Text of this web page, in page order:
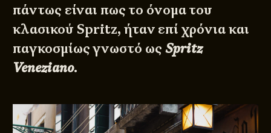
πάντως είναι πως το όνομα του
κλασικού Spritz, ήταν επί χρόνια και
παγκοσμίως γνωστό ωςSpritz
Veneziano.